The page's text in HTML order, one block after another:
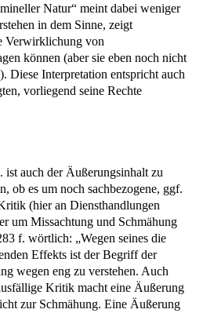
Natur“ meint dabei weniger
in dem Sinne, zeigt
Verwirklichung von
können (aber sie eben noch nicht
Diese Interpretation entspricht auch
vorliegend seine Rechte
auch der Äußerungsinhalt zu
ob es um noch sachbezogene, ggf.
(hier an Diensthandlungen
um Missachtung und Schmähung
f. wörtlich: „Wegen seines die
Effekts ist der Begriff der
wegen eng zu verstehen. Auch
Kritik macht eine Äußerung
zur Schmähung. Eine Äußerung